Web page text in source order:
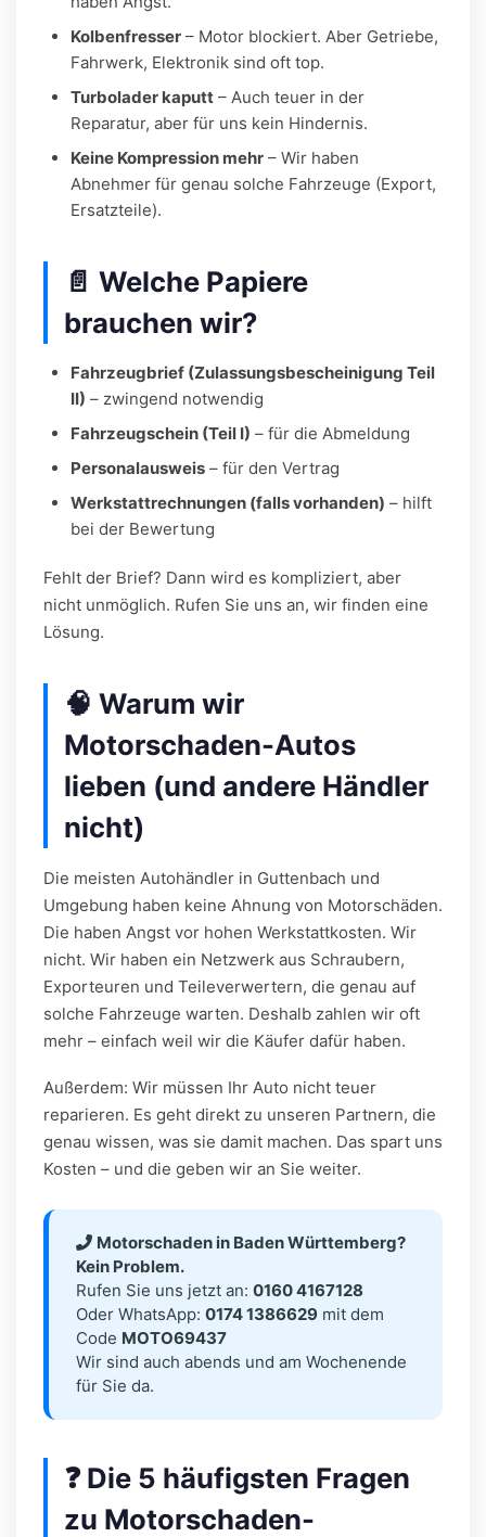
Kolbenfresser – Motor blockiert. Aber Getriebe,
Fahrwerk, Elektronik sind oft top.
Turbolader kaputt – Auch teuer in der
Reparatur, aber für uns kein Hindernis.
Keine Kompression mehr – Wir haben
Abnehmer für genau solche Fahrzeuge (Export,
Ersatzteile).
📄 Welche Papiere
brauchen wir?
Fahrzeugbrief (Zulassungsbescheinigung Teil
II) – zwingend notwendig
Fahrzeugschein (Teil I) – für die Abmeldung
Personalausweis – für den Vertrag
Werkstattrechnungen (falls vorhanden) – hilft
bei der Bewertung
Fehlt der Brief? Dann wird es kompliziert, aber
nicht unmöglich. Rufen Sie uns an, wir finden eine
Lösung.
🧠 Warum wir
Motorschaden-Autos
lieben (und andere Händler
nicht)
Die meisten Autohändler in Guttenbach und
Umgebung haben keine Ahnung von Motorschäden.
Die haben Angst vor hohen Werkstattkosten. Wir
nicht. Wir haben ein Netzwerk aus Schraubern,
Exporteuren und Teileverwertern, die genau auf
solche Fahrzeuge warten. Deshalb zahlen wir oft
mehr – einfach weil wir die Käufer dafür haben.
Außerdem: Wir müssen Ihr Auto nicht teuer
reparieren. Es geht direkt zu unseren Partnern, die
genau wissen, was sie damit machen. Das spart uns
Kosten – und die geben wir an Sie weiter.
Motorschaden in Baden Württemberg?
Kein Problem.
Rufen Sie uns jetzt an: 0160 4167128
Oder WhatsApp: 0174 1386629 mit dem
Code MOTO69437
Wir sind auch abends und am Wochenende
für Sie da.
❓ Die 5 häufigsten Fragen
zu Motorschaden-